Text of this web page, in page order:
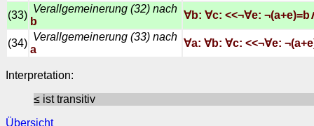
(33)
Verallgemeinerung (32) nach
b
∀b: ∀c: <<¬∀e:
(34)
Verallgemeinerung (33) nach
a
∀a: ∀b: ∀c: <<¬∀e:
Interpretation:
≤ ist transitiv
Übersicht